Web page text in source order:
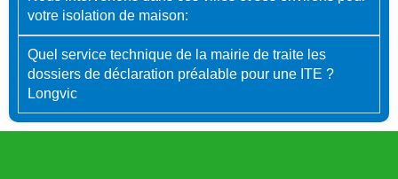
votre isolation de maison:
Quel service technique de la mairie de traite les
dossiers de déclaration préalable pour une ITE ?
Longvic